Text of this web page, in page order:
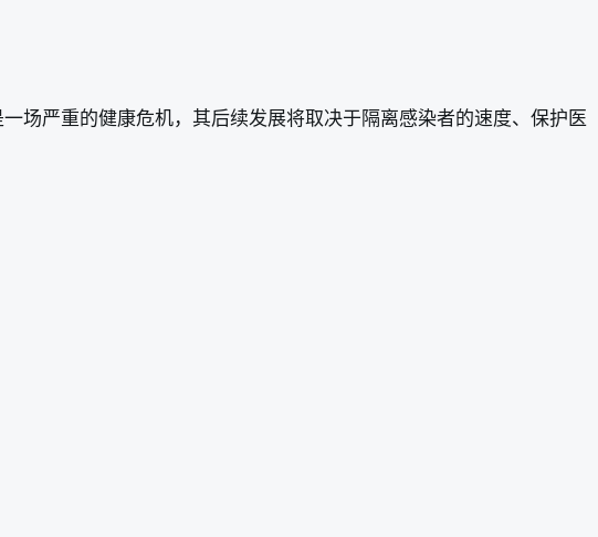
场严重的健康危机，其后续发展将取决于隔离感染者的速度、保护医